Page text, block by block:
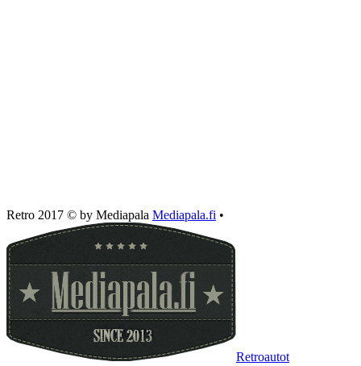
Retro 2017 © by Mediapala Mediapala.fi •
Retroautot